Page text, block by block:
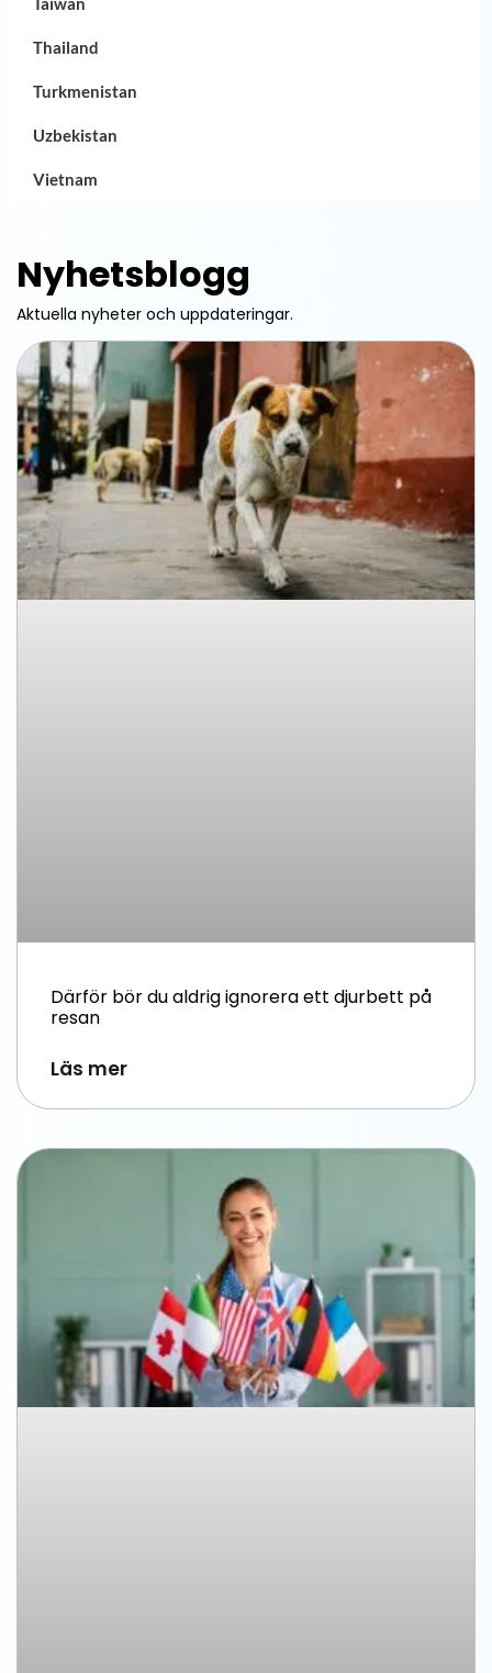
Thailand
Turkmenistan
Uzbekistan
Vietnam
Nyhetsblogg
Aktuella nyheter och uppdateringar.
Därför bör du aldrig ignorera ett djurbett på
resan
Läs mer